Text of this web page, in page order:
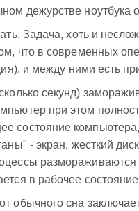
дежурстве ноутбука
Задача, хоть и
что в современных
и между ними есть
секунд)
при этом
состояние
- экран, жесткий
размораживаются
в рабочее
обычного сна